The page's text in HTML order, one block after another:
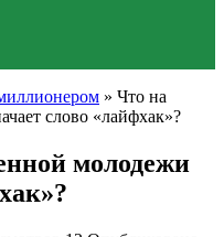
» Что на
слово «лайфхак»?
молодежи